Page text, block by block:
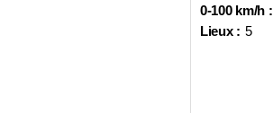
0-100 km/h :
Lieux : 5